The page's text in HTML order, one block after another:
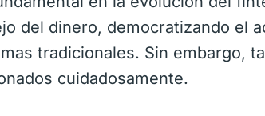
del dinero, democratizando el
tradicionales. Sin embargo,
cuidadosamente.